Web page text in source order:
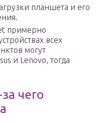
планшета и его
примерно
всех
могут
и Lenovo, тогда
чего